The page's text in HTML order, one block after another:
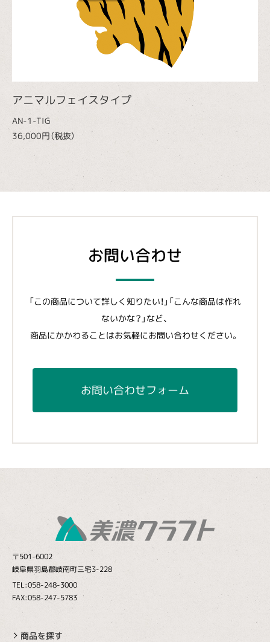
アニマルフェイスタイプ
AN-1-TIG
36,000円（税抜）
お問い合わせ
「この商品について詳しく知りたい！」「こんな商品は作れ
ないかな？」など、
商品にかかわることはお気軽にお問い合わせください。
お問い合わせフォーム
〒501-6002
岐阜県羽島郡岐南町三宅3-228
TEL:058-248-3000
FAX:058-247-5783
商品を探す